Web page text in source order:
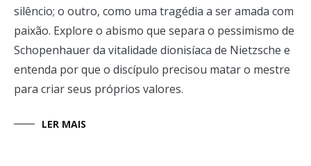
silêncio; o outro, como uma tragédia a ser amada com
paixão. Explore o abismo que separa o pessimismo de
Schopenhauer da vitalidade dionisíaca de Nietzsche e
entenda por que o discípulo precisou matar o mestre
para criar seus próprios valores.
LER MAIS